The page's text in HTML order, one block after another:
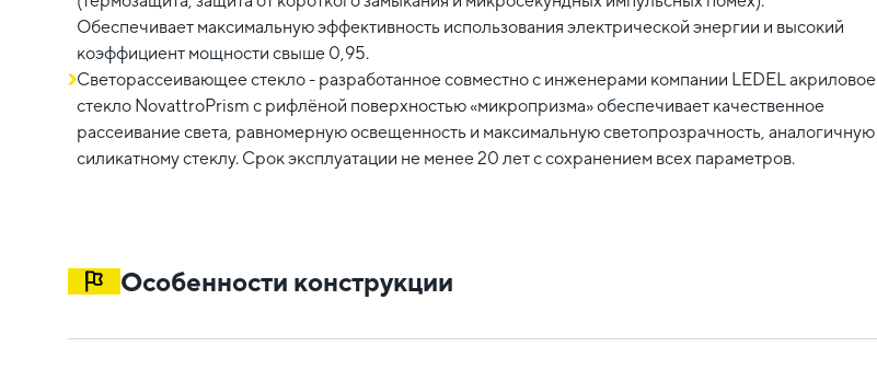
Обеспечивает максимальную эффективность использования электрической энергии и высокий
коэффициент мощности свыше 0,95.
Светорассеивающее стекло - разработанное совместно с инженерами компании LEDEL акриловое
стекло NovattroPrism с рифлёной поверхностью «микропризма» обеспечивает качественное
рассеивание света, равномерную освещенность и максимальную светопрозрачность, аналогичную
силикатному стеклу. Срок эксплуатации не менее 20 лет с сохранением всех параметров.
Особенности конструкции